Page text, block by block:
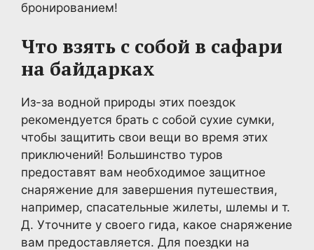
бронированием!
Что взять с собой в сафари
на байдарках
Из-за водной природы этих поездок
рекомендуется брать с собой сухие сумки,
чтобы защитить свои вещи во время этих
приключений! Большинство туров
предоставят вам необходимое защитное
снаряжение для завершения путешествия,
например, спасательные жилеты, шлемы и т.
Д. Уточните у своего гида, какое снаряжение
вам предоставляется. Для поездки на